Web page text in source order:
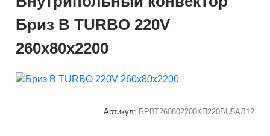
Бриз В TURBO 220V
260х80х2200
Артикул: БРВТ260802200КП220ВU5АЛ12